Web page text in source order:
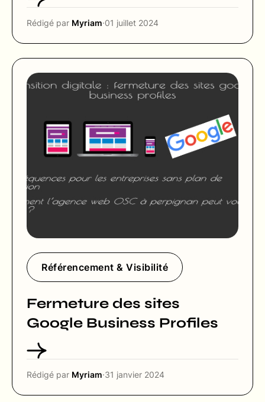
Rédigé par Myriam·01 juillet 2024
Référencement & Visibilité
Fermeture des sites
Google Business Profiles
Rédigé par Myriam·31 janvier 2024